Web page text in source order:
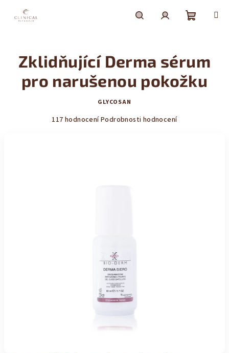
košík
Zklidňující Derma sérum
pro narušenou pokožku
GLYCOSAN
Průměrné
117 hodnoceníPodrobnosti hodnocení